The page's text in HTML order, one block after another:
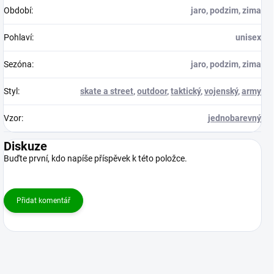
Období: jaro, podzim, zima
Pohlaví: unisex
Sezóna: jaro, podzim, zima
Styl : skate a street,outdoor,taktický,vojenský,army
Vzor: jednobarevný
Diskuze
Buďte první, kdo napíše příspěvek k této položce.
Přidat komentář